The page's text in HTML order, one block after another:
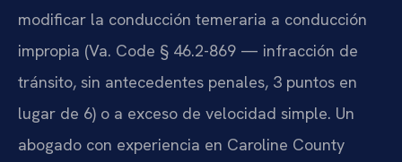
modificar la conducción temeraria a conducción
impropia (Va. Code § 46.2-869 — infracción de
tránsito, sin antecedentes penales, 3 puntos en
lugar de 6) o a exceso de velocidad simple. Un
abogado con experiencia en Caroline County